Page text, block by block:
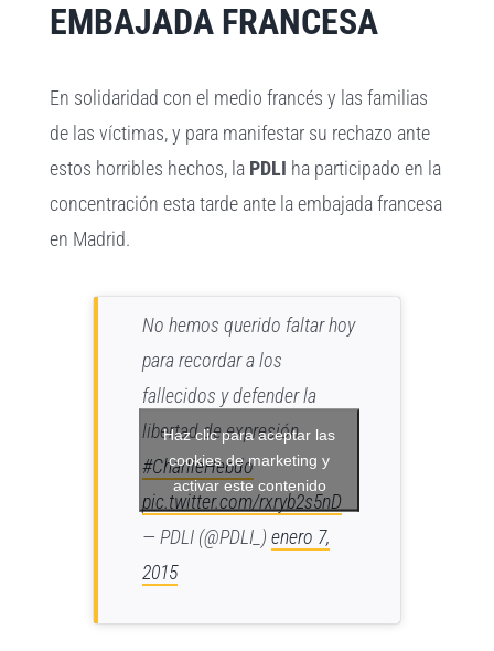
EMBAJADA FRANCESA
En solidaridad con el medio francés y las familias
de las víctimas, y para manifestar su rechazo ante
estos horribles hechos, la PDLI ha participado en la
concentración esta tarde ante la embajada francesa
en Madrid.
No hemos querido faltar hoy
para recordar a los
fallecidos y defender la
libertad de expresión
#CharlieHebdo
pic.twitter.com/rxryb2s5nD
— PDLI (@PDLI_)enero 7,
2015
Haz clic para aceptar las
cookies de marketing y
activar este contenido